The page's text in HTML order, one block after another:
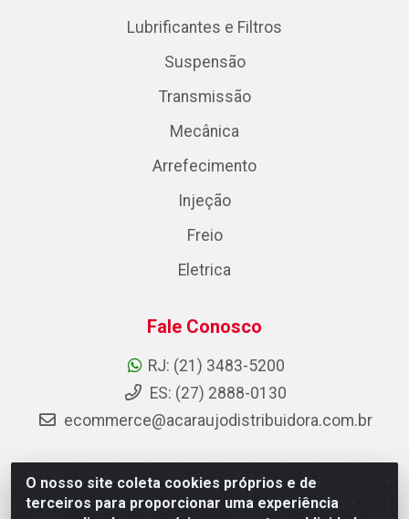
O nosso site coleta cookies próprios e de
terceiros para proporcionar uma experiência
Lubrificantes e Filtros
Suspensão
Transmissão
Mecânica
Arrefecimento
Injeção
Freio
Eletrica
Fale Conosco
RJ: (21) 3483-5200
ES: (27) 2888-0130
ecommerce@acaraujodistribuidora.com.br
AC Araujo Distribuidora - Rua Carneiro de Campos, 42 -
São Cristóvão, Rio de Janeiro/RJ - CEP 20.920-410 -